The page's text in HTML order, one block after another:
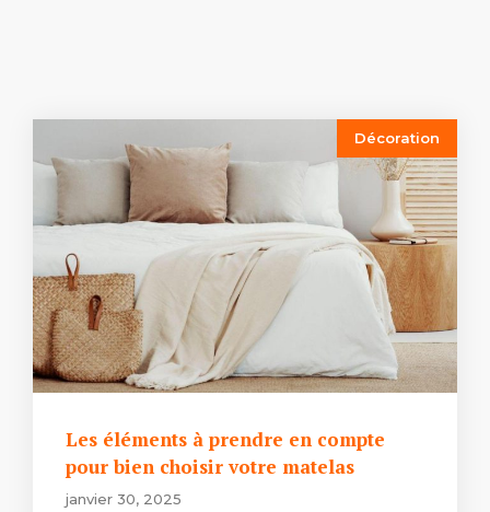
Décoration
Les éléments à prendre en compte
pour bien choisir votre matelas
janvier 30, 2025